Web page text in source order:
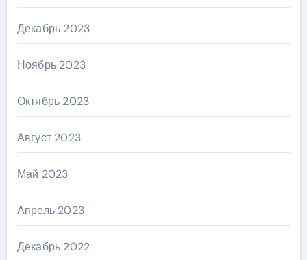
Декабрь 2023
Ноябрь 2023
Октябрь 2023
Август 2023
Май 2023
Апрель 2023
Декабрь 2022